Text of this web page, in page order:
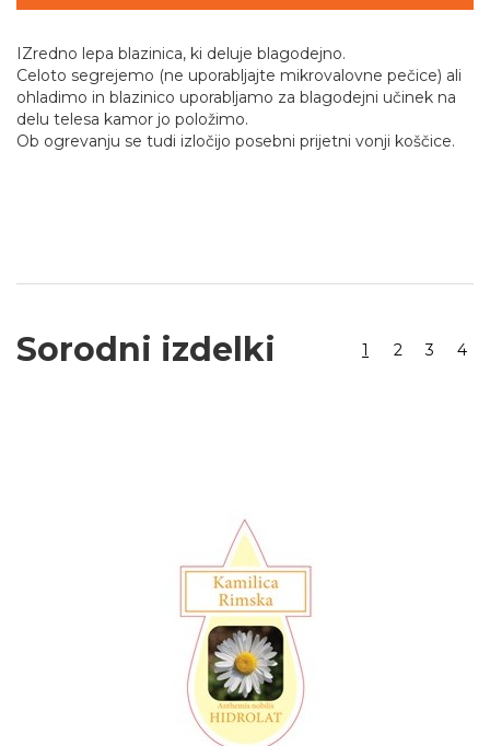
IZredno lepa blazinica, ki deluje blagodejno.
Celoto segrejemo (ne uporabljajte mikrovalovne pečice) ali
ohladimo in blazinico uporabljamo za blagodejni učinek na
delu telesa kamor jo položimo.
Ob ogrevanju se tudi izločijo posebni prijetni vonji koščice.
Sorodni izdelki 1 2 3 4